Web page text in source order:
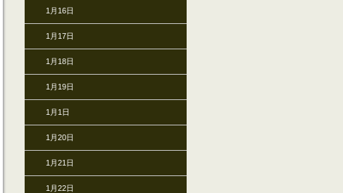
1月16日
1月17日
1月18日
1月19日
1月1日
1月20日
1月21日
1月22日